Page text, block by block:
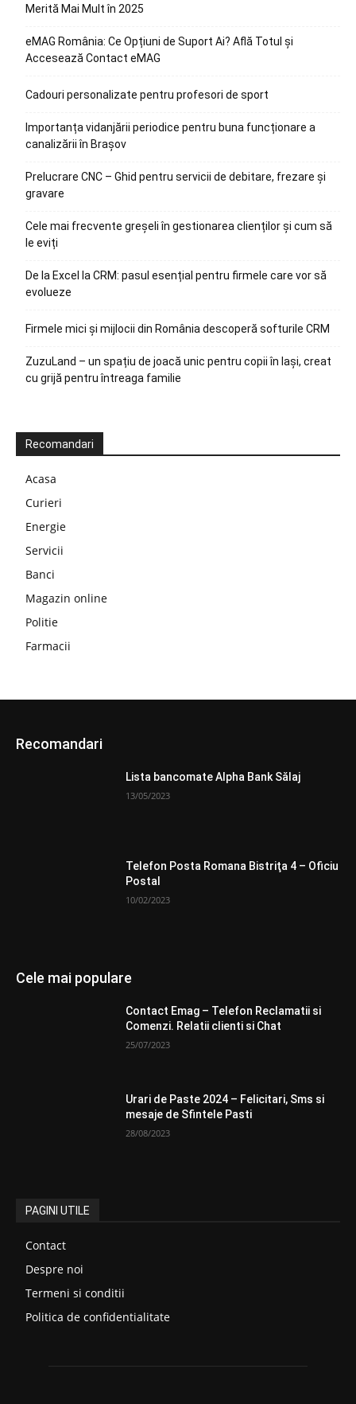
Merită Mai Mult în 2025
eMAG România: Ce Opțiuni de Suport Ai? Află Totul și
Accesează Contact eMAG
Cadouri personalizate pentru profesori de sport
Importanța vidanjării periodice pentru buna funcționare a
canalizării în Brașov
Prelucrare CNC – Ghid pentru servicii de debitare, frezare și
gravare
Cele mai frecvente greșeli în gestionarea clienților și cum să
le eviți
De la Excel la CRM: pasul esențial pentru firmele care vor să
evolueze
Firmele mici și mijlocii din România descoperă softurile CRM
ZuzuLand – un spațiu de joacă unic pentru copii în Iași, creat
cu grijă pentru întreaga familie
Recomandari
Acasa
Curieri
Energie
Servicii
Banci
Magazin online
Politie
Farmacii
Recomandari
Lista bancomate Alpha Bank Sălaj
13/05/2023
Telefon Posta Romana Bistriţa 4 – Oficiu
Postal
10/02/2023
Cele mai populare
Contact Emag – Telefon Reclamatii si
Comenzi. Relatii clienti si Chat
25/07/2023
Urari de Paste 2024 – Felicitari, Sms si
mesaje de Sfintele Pasti
28/08/2023
PAGINI UTILE
Contact
Despre noi
Termeni si conditii
Politica de confidentialitate